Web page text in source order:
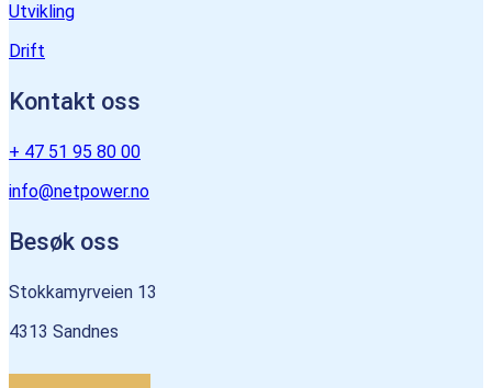
Utvikling
Drift
Kontakt oss
+ 47 51 95 80 00
info@netpower.no
Besøk oss
Stokkamyrveien 13
4313 Sandnes